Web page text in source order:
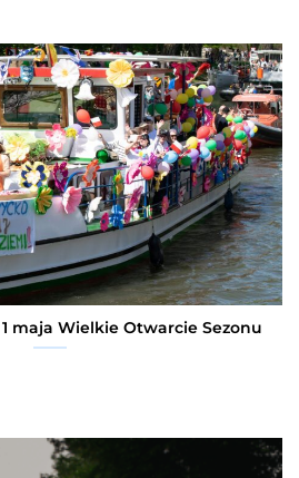
maja Wielkie Otwarcie Sezonu